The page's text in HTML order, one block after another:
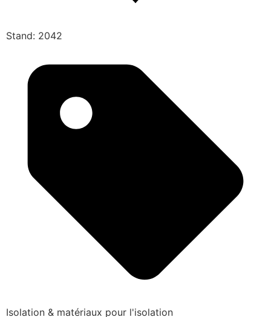
Stand: 2042
Isolation & matériaux pour l'isolation